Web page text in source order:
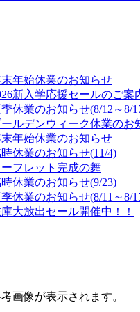
年始休業のお知らせ
新入学応援セールのご案
休業のお知らせ(8/12～8/
ールデンウィーク休業のお
年始休業のお知らせ
休業のお知らせ(11/4)
ーフレット完成の舞
休業のお知らせ(9/23)
休業のお知らせ(8/11～8/
大放出セール開催中！！
画像が表示されます。